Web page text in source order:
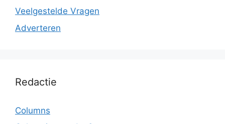
Veelgestelde Vragen
Adverteren
Redactie
Columns